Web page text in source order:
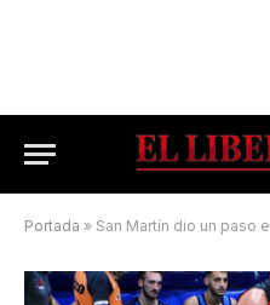
Portada » San Martín dio un paso